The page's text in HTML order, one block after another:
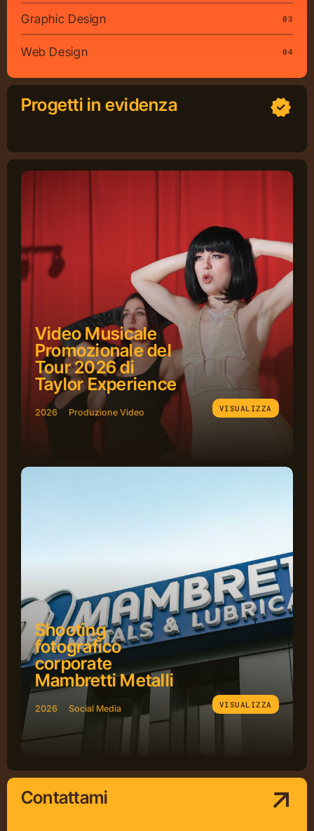
Graphic Design 03
Web Design 04
Progetti in evidenza
Video Musicale
Promozionale del
Tour 2026 di
Taylor Experience
2026 Produzione Video VISUALIZZA
Shooting
fotografico
corporate
Mambretti Metalli
2026 Social Media VISUALIZZA
ContattamiConcept